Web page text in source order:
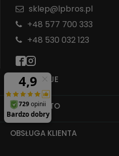
INFORMACJE
MOJE KONTO
OBSŁUGA KLIENTA
sklep@lpbros.pl
+48 577 700 333
+48 530 032 123